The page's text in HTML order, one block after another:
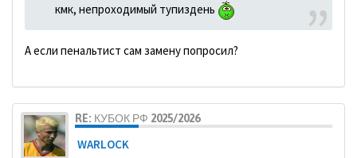
кмк, непроходимый тупиздень
А если пенальтист сам замену попросил?
RE: КУБОК РФ 2025/2026
WARLOCK